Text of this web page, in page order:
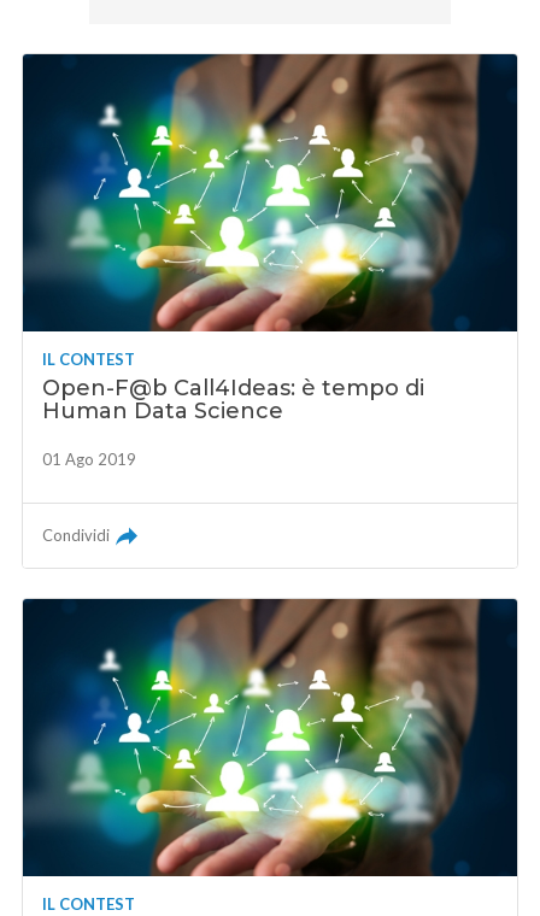
IL CONTEST
Open-F@b Call4Ideas: è tempo di
Human Data Science
01 Ago 2019
Condividi
IL CONTEST